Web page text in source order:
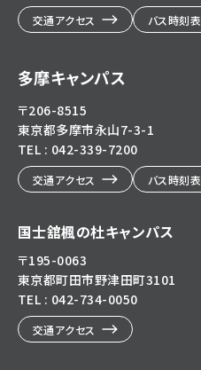
交通アクセス バス時刻表
多摩キャンパス
〒206-8515
東京都多摩市永山7-3-1
TEL : 042-339-7200
交通アクセス バス時刻表
国士舘楓の杜キャンパス
〒195-0063
東京都町田市野津田町3101
TEL : 042-734-0050
交通アクセス